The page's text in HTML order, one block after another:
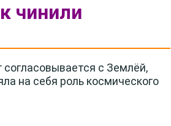
чинили
с Землёй,
на себя роль космического